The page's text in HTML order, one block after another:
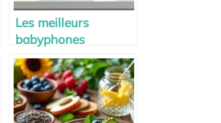
Les meilleurs
babyphones
connectés en 2025